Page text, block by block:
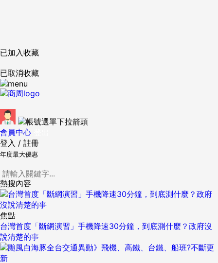
已加入收藏
已取消收藏
會員中心
登入 / 註冊
年度最大優惠
熱搜內容
焦點
台灣首度「斷網演習」手機降速30分鐘，到底測什麼？政府沒
說清楚的事